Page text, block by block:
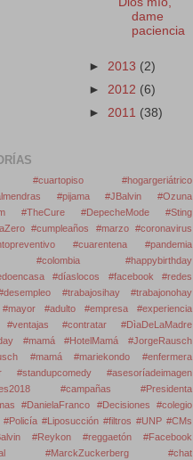
dame
paciencia
► 2013 (2)
► 2012 (6)
► 2011 (38)
#cuartopiso #hogargeriátrico
#pijama #JBalvin #Ozuna
#TheCure #DepecheMode #Sting
#cumpleaños #marzo #coronavirus
#cuarentena #pandemia
#colombia #happybirthday
#díaslocos #facebook #redes
#trabajosihay #trabajonohay
#adulto #empresa #experiencia
#ventajas #contratar
#DìaDeLaMadre
#mamá #HotelMamá #JorgeRausch
#mamá #mariekondo #enfermera
#standupcomedy #asesoríadeimagen
#campañas #Presidenta
#DanielaFranco #Decisiones #colegio
#Policía #Liposucción #filtros #UNP #CMs
#Reykon #reggaetón
#Facebook
#MarckZuckerberg #chat